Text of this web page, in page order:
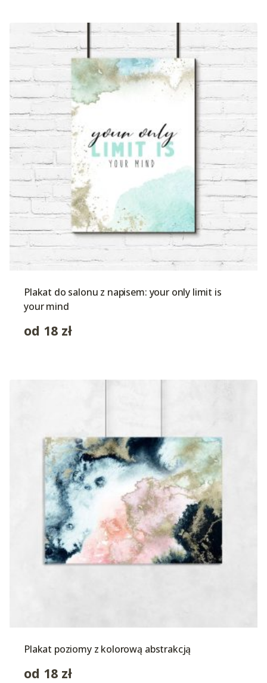
Plakat do salonu z napisem: your only limit is
your mind
od 18 zł
Plakat poziomy z kolorową abstrakcją
od 18 zł